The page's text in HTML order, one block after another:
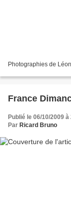
Photographies de
France
Publié le 06/10/2009 à
Par Ricard Bruno